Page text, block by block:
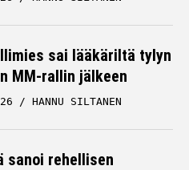
sai lääkäriltä tylyn
MM-rallin jälkeen
HANNU SILTANEN
sanoi rehellisen